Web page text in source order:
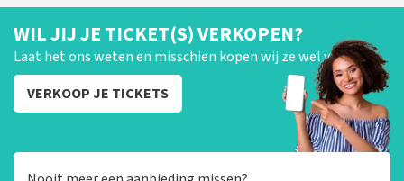
WIL JIJ JE TICKET(S) VERKOPEN?
Laat het ons weten en misschien kopen wij ze wel van je!
VERKOOP JE TICKETS